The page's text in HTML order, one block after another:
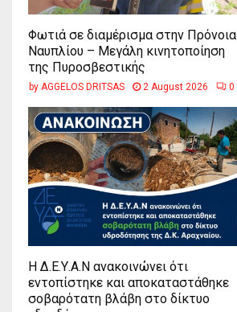
Φωτιά σε διαμέρισμα στην Πρόνοια
Ναυπλίου – Μεγάλη κινητοποίηση
της Πυροσβεστικής
by AGGELOS DRITSAS 2 August 2026 0
Η Δ.Ε.Υ.Α.Ν ανακοινώνει ότι
εντοπίστηκε και αποκαταστάθηκε
σοβαρότατη βλάβη στο δίκτυο